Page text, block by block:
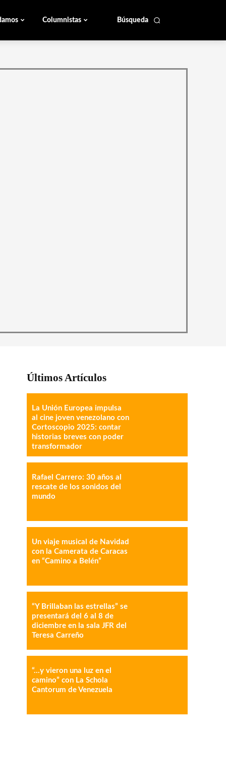
Búsqueda
Columnistas
IMPRESIÓN COPY URL
Últimos Artículos
La Unión Europea impulsa
al cine joven venezolano con
Cortoscopio 2025: contar
historias breves con poder
transformador
Rafael Carrero: 30 años al
rescate de los sonidos del
mundo
Un viaje musical de Navidad
con la Camerata de Caracas
en “Camino a Belén”
“Y Brillaban las estrellas” se
presentará del 6 al 8 de
diciembre en la sala JFR del
Teresa Carreño
“…y vieron una luz en el
camino” con La Schola
Cantorum de Venezuela